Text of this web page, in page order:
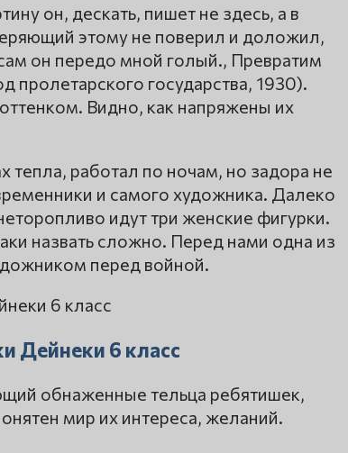
он, дескать, пишет не здесь, а в
этому не поверил и доложил,
он передо мной голый., Превратим
пролетарского государства, 1930).
Видно, как напряжены их
тепла, работал по ночам, но задора не
и самого художника. Далеко
идут три женские фигурки.
назвать сложно. Перед нами одна из
перед войной.
Дейнеки 6 класс
обнаженные тельца ребятишек,
мир их интереса, желаний.